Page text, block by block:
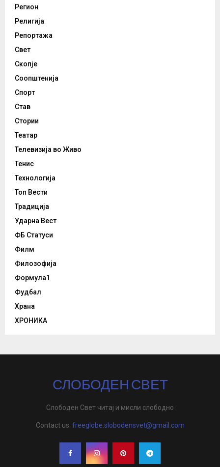
Регион
Религија
Репортажа
Свет
Скопје
Соопштенија
Спорт
Став
Стории
Театар
Телевизија во Живо
Тенис
Технологија
Топ Вести
Традиција
Ударна Вест
ФБ Статуси
Филм
Филозофија
Формула1
Фудбал
Храна
ХРОНИКА
СЛОБОДЕН СВЕТ
Слободен Свет читај и мисли слободно
Contact us: freeglobe.slobodensvet@gmail.com